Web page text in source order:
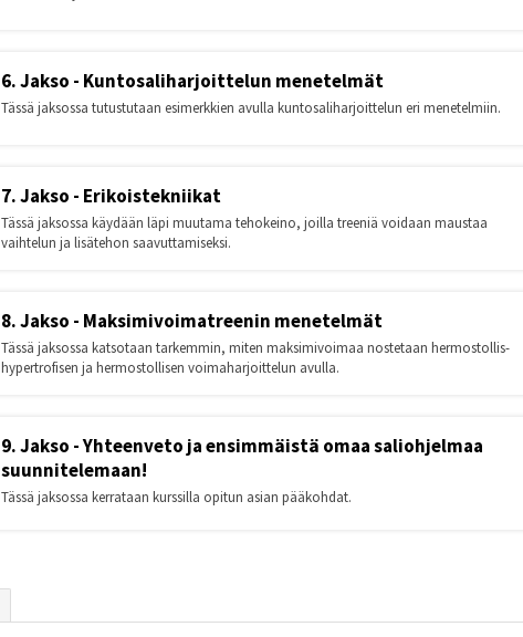
6. Jakso - Kuntosaliharjoittelun menetelmät
Tässä jaksossa tutustutaan esimerkkien avulla kuntosaliharjoittelun eri menetelmiin.
7. Jakso - Erikoistekniikat
Tässä jaksossa käydään läpi muutama tehokeino, joilla treeniä voidaan maustaa
vaihtelun ja lisätehon saavuttamiseksi.
8. Jakso - Maksimivoimatreenin menetelmät
Tässä jaksossa katsotaan tarkemmin, miten maksimivoimaa nostetaan hermostollis-
hypertrofisen ja hermostollisen voimaharjoittelun avulla.
9. Jakso - Yhteenveto ja ensimmäistä omaa saliohjelmaa
suunnitelemaan!
Tässä jaksossa kerrataan kurssilla opitun asian pääkohdat.